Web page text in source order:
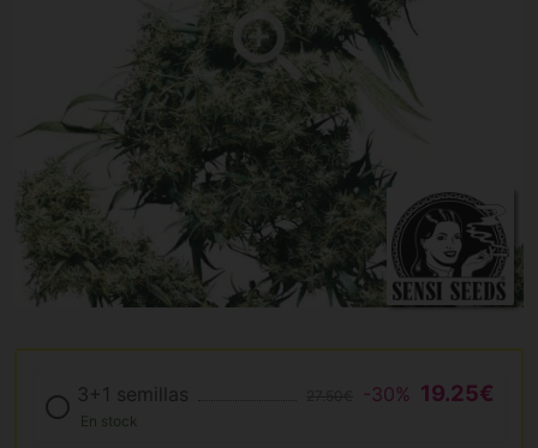
3+1 semillas -30% 19.25€
En stock